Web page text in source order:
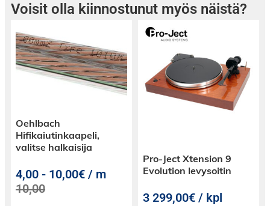
Voisit olla kiinnostunut myös näistä?
Oehlbach
Hifikaiutinkaapeli,
valitse halkaisija
4,00 - 10,00€ / m
10,00
Pro-Ject Xtension 9
Evolution levysoitin
3 299,00€ / kpl